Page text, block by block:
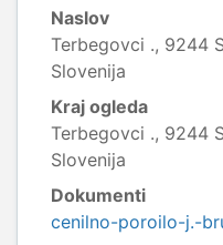
Naslov
Terbegovci ., 9244
Slovenija
Kraj ogleda
Terbegovci ., 9244
Slovenija
Dokumenti
cenilno-poroilo-j.-